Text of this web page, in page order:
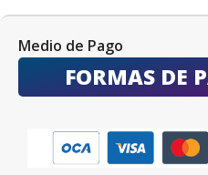
Medio de Pago
FORMAS DE